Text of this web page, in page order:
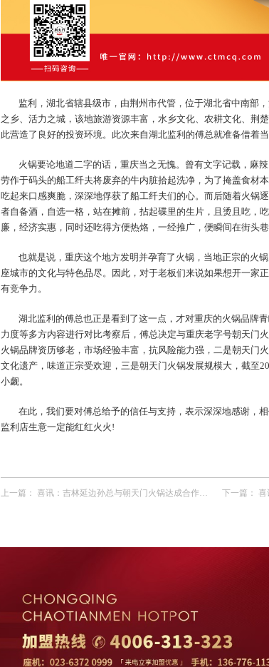
监利，湖北省辖县级市，由荆州市代管，位于湖北省中南部
之乡、活力之城，该地旅游资源丰富，水乡文化、农耕文化、荆
此营造了良好的投资环境。此次来自湖北监利的傅总就准备借着
火锅要论地道二字的话，重庆当之无愧。曾有文字记载，麻
劳作于码头的船工纤夫将废弃的牛内脏拾起洗净，为了掩盖食材
吃起来口感爽脆，深深地俘获了船工纤夫们的心。而后随着火锅
者自备酒，自选一格，站在摊前，拈起碟里的生片，且烫且吃，
廉，经济实惠，同时还吃得方便热烙，一经推广，便瞬间在街头巷
也就是说，重庆这个地方发明并孕育了火锅，当地正宗的火
座城市的文化与特色品尽。因此，对于老板们来说如果想开一家
有竞争力。
湖北监利的傅总也正是看到了这一点，才对重庆的火锅品牌
力度等多方内容进行对比考察后，傅总决定与重庆老字号朝天门
火锅品牌资历够老，市场经验丰富，抗风险能力强，二是朝天门
文化遗产，味道正宗受欢迎，三是朝天门火锅发展规模大，截至
小觑。
在此，我们要对傅总给予的信任与支持，表示深深地感谢，
监利店生意一定能红红火火!
上一篇： 喜讯：吉林延边孙总与朝天门火锅达成合作协议！ 下一篇：喜